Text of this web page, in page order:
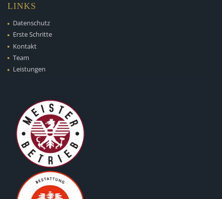
LINKS
Datenschutz
Erste Schritte
Kontakt
Team
Leistungen